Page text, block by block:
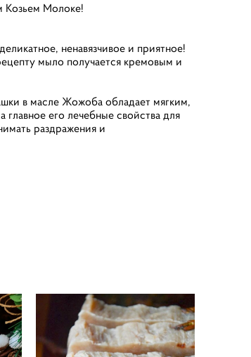
Козьем Молоке!
ненавязчивое и приятное!
мыло получается кремовым и
в масле Жожоба обладает мягким,
его лечебные свойства для
раздражения и